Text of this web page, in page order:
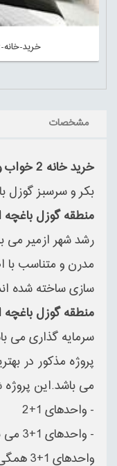
خرید-خانه-2-خواب-و-3-خواب-در-ازمیر-1-6
مشخصات
خرید خانه 2 خواب و 3 خواب در ازمیر
بکر و سرسبز گوزل
منطقه گوزل باغچه
رشد شهر ازمیر می
مدرن و متناسب با
سازی ساخته شده
منطقه گوزل باغچه
سرمایه گذاری می
پروژه مذکور در
می باشد.این
- واحدهای 1+2
- واحدهای 1+3 می باشد.